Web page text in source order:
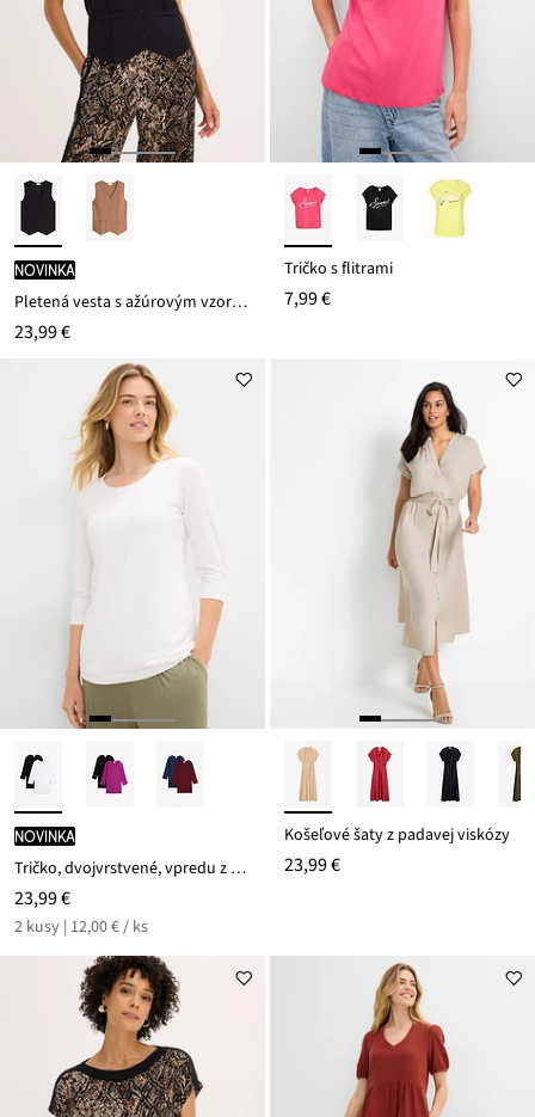
novinka
Pletená vesta s ažúrovým vzorom na chrbáte
23,99 €
Tričko s flitrami
7,99 €
novinka
Tričko, dvojvrstvené, vpredu z mäkkého viskózového mixu (2 ks v balení)
23,99 €
2 kusy | 12,00 € / ks
Košeľové šaty z padavej viskózy
23,99 €